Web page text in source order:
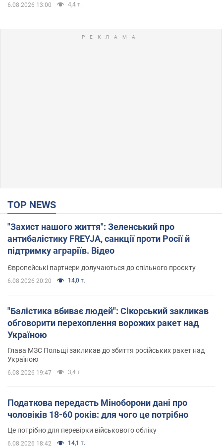
6.08.2026 13:00 4,4 т.
TOP NEWS
"Захист нашого життя": Зеленський про
антибалістику FREYJA, санкції проти Росії й
підтримку аграріїв. Відео
Європейські партнери долучаються до спільного проєкту
6.08.2026 20:20 14,0 т.
"Балістика вбиває людей": Сікорський закликав
обговорити перехоплення ворожих ракет над
Україною
Глава МЗС Польщі закликав до збиття російських ракет над
Україною
6.08.2026 19:47 3,4 т.
Податкова передасть Міноборони дані про
чоловіків 18-60 років: для чого це потрібно
Це потрібно для перевірки військового обліку
6.08.2026 18:42 14,1 т.